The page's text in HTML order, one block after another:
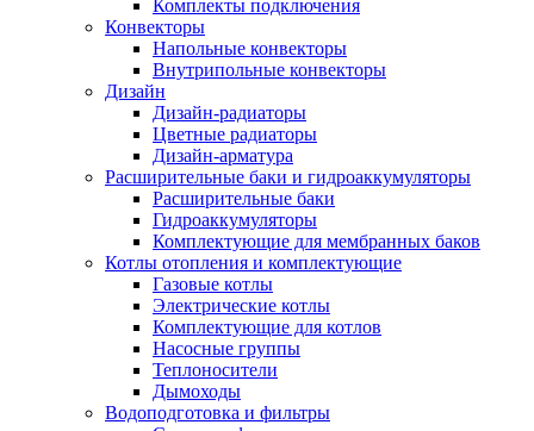
Комплекты подключения
Конвекторы
Напольные конвекторы
Внутрипольные конвекторы
Дизайн
Дизайн-радиаторы
Цветные радиаторы
Дизайн-арматура
Расширительные баки и гидроаккумуляторы
Расширительные баки
Гидроаккумуляторы
Комплектующие для мембранных баков
Котлы отопления и комплектующие
Газовые котлы
Электрические котлы
Комплектующие для котлов
Насосные группы
Теплоносители
Дымоходы
Водоподготовка и фильтры